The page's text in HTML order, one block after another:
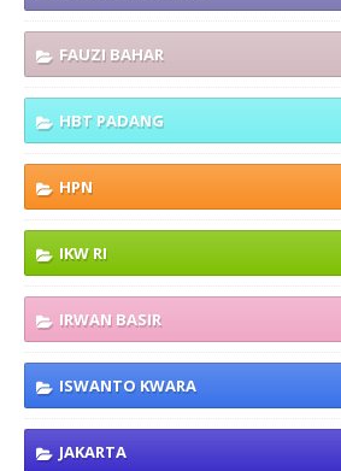
FAUZI BAHAR
HBT PADANG
HPN
IKW RI
IRWAN BASIR
ISWANTO KWARA
JAKARTA